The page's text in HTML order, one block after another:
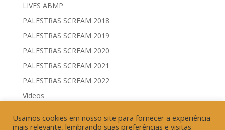
LIVES ABMP
PALESTRAS SCREAM 2018
PALESTRAS SCREAM 2019
PALESTRAS SCREAM 2020
PALESTRAS SCREAM 2021
PALESTRAS SCREAM 2022
Vídeos
Geração de Resultados & Eficiência Publicitária
Usamos cookies em nosso site para fornecer a experiência
mais relevante, lembrando suas preferências e visitas